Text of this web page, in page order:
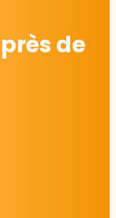
de